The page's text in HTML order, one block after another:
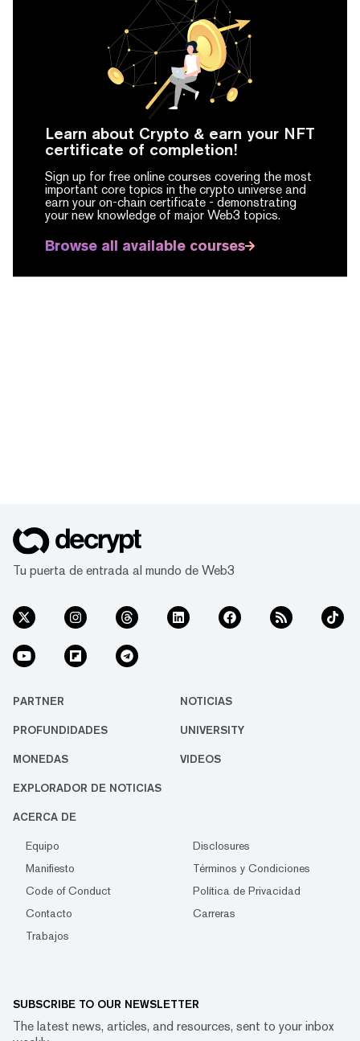
Learn about Crypto & earn your NFT
certificate of completion!
Sign up for free online courses covering the most
important core topics in the crypto universe and
earn your on-chain certificate - demonstrating
your new knowledge of major Web3 topics.
Browse all available courses
Tu puerta de entrada al mundo de Web3
PARTNER NOTICIAS
PROFUNDIDADES UNIVERSITY
MONEDAS VIDEOS
EXPLORADOR DE NOTICIAS
ACERCA DE
Equipo
Disclosures
Manifiesto
Términos y Condiciones
Code of Conduct
Política de Privacidad
Contacto
Carreras
Trabajos
SUBSCRIBE TO OUR NEWSLETTER
The latest news, articles, and resources, sent to your inbox